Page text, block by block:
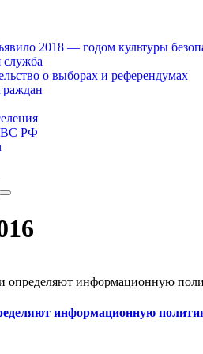
2018 — годом культуры
о выборах и референдумах
ВС РФ
информационную
информационную